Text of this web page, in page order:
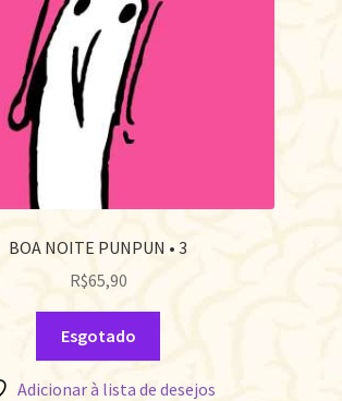
BOA NOITE PUNPUN • 3
R$65,90
Esgotado
Adicionar à lista de desejos